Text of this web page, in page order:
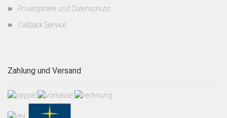
Privatsphäre und Datenschutz
Callback Service
Zahlung und Versand